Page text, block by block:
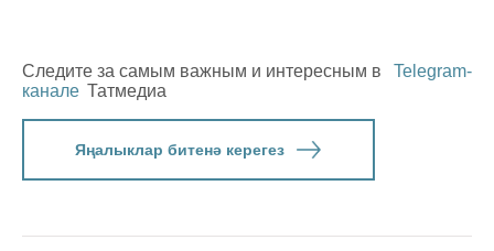
Следите за самым важным и интересным в
Telegram-
канале Татмедиа
Яңалыклар битенә керегез